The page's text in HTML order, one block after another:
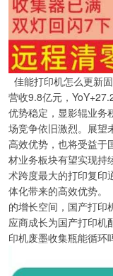
佳能打印机怎么更新
营收9.8亿元，
优势稳定，显影辊业务
场竞争依旧激烈。展望
高效优势，也将受益于
材业务板块有望实现持
术跨度最大的打印复印
体化带来的高效优势。
的增长空间，国产打印
应商成长为国产打印机
印机废墨收集瓶能循环